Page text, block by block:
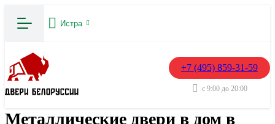
Истра
+7 (495) 859-31-59
с 9:00 до 20:00
Металлические двери в дом в